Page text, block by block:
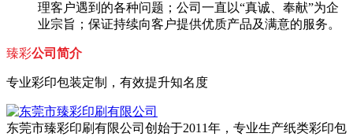
理客户遇到的各种问题；公司一直以“真诚、奉献”为企
业宗旨；保证持续向客户提供优质产品及满意的服务。
臻彩公司简介
专业彩印包装定制，有效提升知名度
东莞市臻彩印刷有限公司创始于2011年，专业生产纸类彩印包